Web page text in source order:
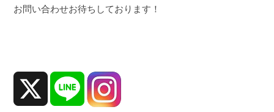
お問い合わせお待ちしております！